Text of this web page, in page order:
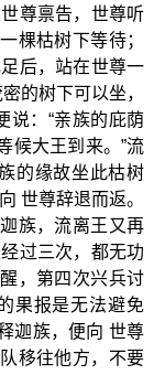
尊禀告，世尊听
棵枯树下等待；
后，站在世尊一
的树下可以坐，
说：“亲族的庇荫
候大王到来。”流
的缘故坐此枯树
世尊辞退而返。
族，流离王又再
过三次，都无功
，第四次兴兵讨
果报是无法避免
迦族，便向 世尊
移往他方，不要